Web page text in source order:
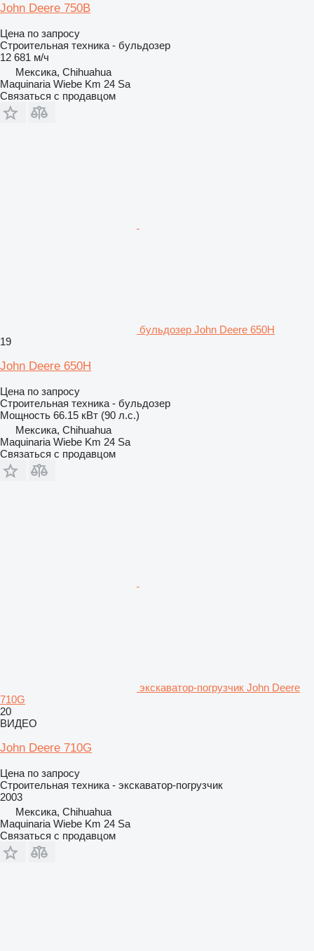
John Deere 750B
Цена по запросу
Строительная техника - бульдозер
12 681 м/ч
Мексика, Chihuahua
Maquinaria Wiebe Km 24 Sa
Связаться с продавцом
бульдозер John Deere 650H
19
John Deere 650H
Цена по запросу
Строительная техника - бульдозер
Мощность 66.15 кВт (90 л.с.)
Мексика, Chihuahua
Maquinaria Wiebe Km 24 Sa
Связаться с продавцом
экскаватор-погрузчик John Deere
710G
20
ВИДЕО
John Deere 710G
Цена по запросу
Строительная техника - экскаватор-погрузчик
2003
Мексика, Chihuahua
Maquinaria Wiebe Km 24 Sa
Связаться с продавцом